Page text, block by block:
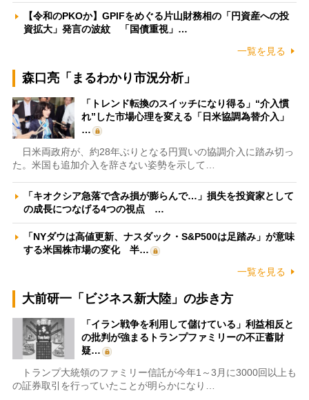
【令和のPKOか】GPIFをめぐる片山財務相の「円資産への投
資拡大」発言の波紋 「国債重視」…
一覧を見る
森口亮「まるわかり市況分析」
「トレンド転換のスイッチになり得る」“介入慣
れ”した市場心理を変える「日米協調為替介入」
…
日米両政府が、約28年ぶりとなる円買いの協調介入に踏み切っ
た。米国も追加介入を辞さない姿勢を示して…
「キオクシア急落で含み損が膨らんで…」損失を投資家として
の成長につなげる4つの視点 …
「NYダウは高値更新、ナスダック・S&P500は足踏み」が意味
する米国株市場の変化 半…
一覧を見る
大前研一「ビジネス新大陸」の歩き方
「イラン戦争を利用して儲けている」利益相反と
の批判が強まるトランプファミリーの不正蓄財
疑…
トランプ大統領のファミリー信託が今年1～3月に3000回以上も
の証券取引を行っていたことが明らかになり…